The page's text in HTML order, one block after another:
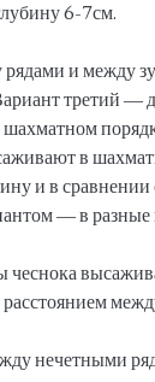
6-7см.
и между
третий —
шахматном
в
и в сравнении
— в разные
чеснока
нечетными